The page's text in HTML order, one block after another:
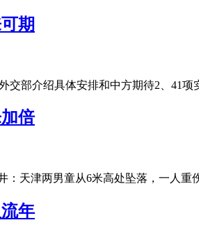
期
部介绍具体安排和中方期待2、41
倍
天津两男童从6米高处坠落，一人
年